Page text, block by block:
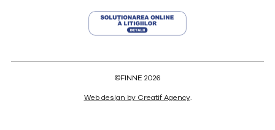
©FINNE 2026
Web design by Creatif Agency.